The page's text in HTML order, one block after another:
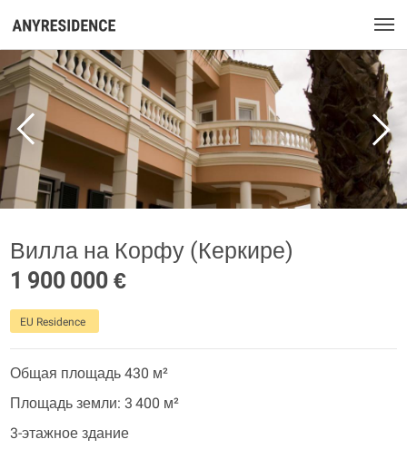
Вилла на Корфу (Керкире)
1 900 000 €
EU Residence
Общая площадь 430 м²
Площадь земли: 3 400 м²
3-этажное здание